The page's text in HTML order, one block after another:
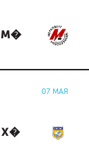
М�
07 МАЯ
Х�